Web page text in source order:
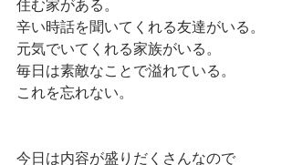
住む家がある。
辛い時話を聞いてくれる友達がいる。
元気でいてくれる家族がいる。
毎日は素敵なことで溢れている。
これを忘れない。
今日は内容が盛りだくさんなので